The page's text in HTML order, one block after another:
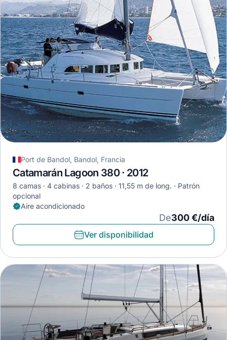
Port de Bandol, Bandol, Francia
Catamarán Lagoon 380 · 2012
8 camas 4 cabinas 2 baños 11,55 m de long.
Patrón
opcional
Aire acondicionado
De300 €/día
Ver disponibilidad